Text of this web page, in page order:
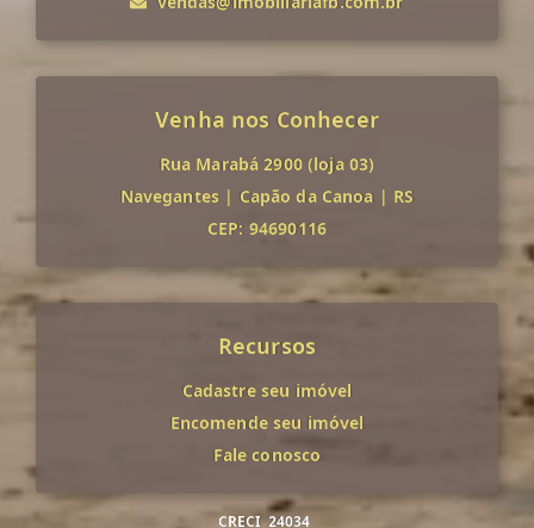
Venha nos Conhecer
Rua Marabá 2900 (loja 03)
Navegantes | Capão da Canoa | RS
CEP: 94690116
Recursos
Cadastre seu imóvel
Encomende seu imóvel
Fale conosco
CRECI 24034